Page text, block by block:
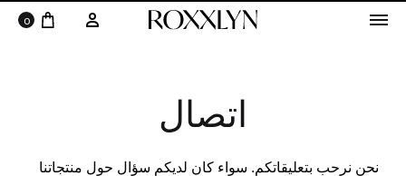
0
اتصال
نحن نرحب بتعليقاتكم. سواء كان لديكم سؤال حول منتجاتنا